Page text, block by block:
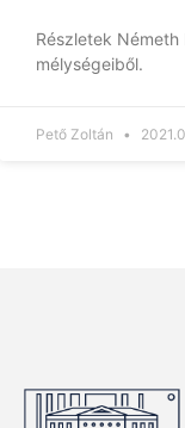
Részletek
mélységeiből.
Pető Zoltán